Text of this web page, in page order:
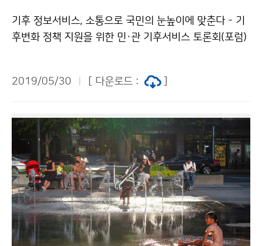
기후 정보서비스, 소통으로 국민의 눈높이에 맞춘다 - 기
후변화 정책 지원을 위한 민·관 기후서비스 토론회(포럼)
란스빌딩에서 올해 처음으로 ‘기후변화 정책 지원을 위한
2019/05/30 [ 다운로드 :